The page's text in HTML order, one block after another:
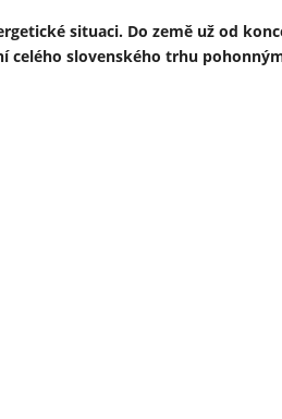
situaci. Do země už od
celého slovenského trhu
Zelenskyj 13. února
širší expanze ukrajinského